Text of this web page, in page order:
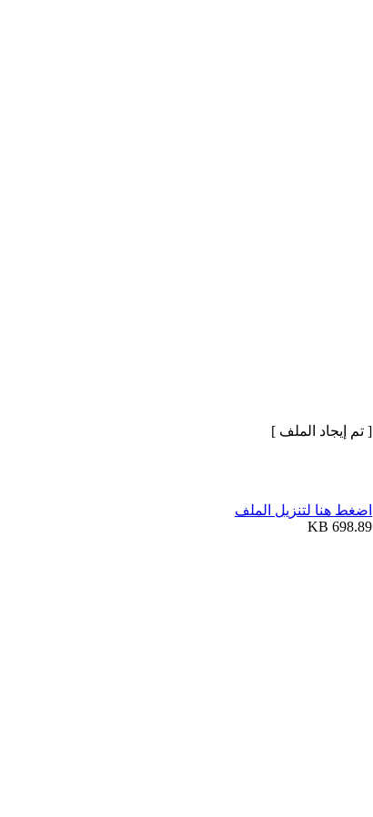
[ تم إيجاد الملف ]
اضغط هنا لتنزيل الملف
698.89 KB